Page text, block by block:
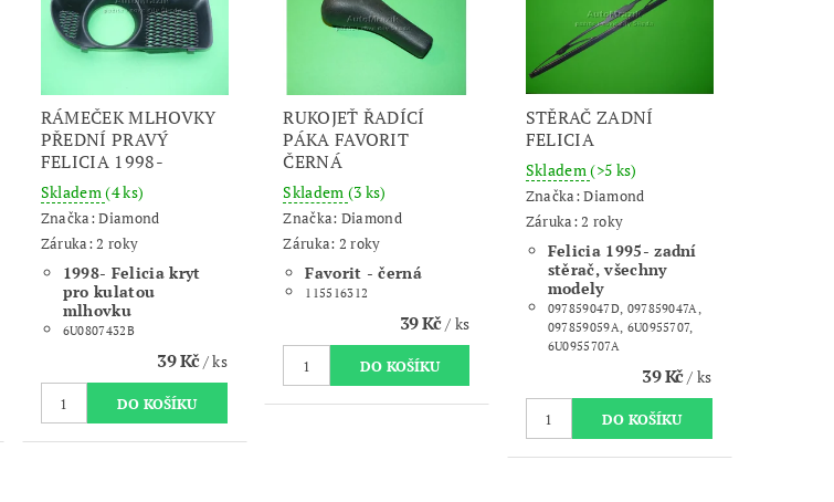
RÁMEČEK MLHOVKY
PŘEDNÍ PRAVÝ
FELICIA 1998-
Skladem(4 ks)
Značka:Diamond
Záruka: 2 roky
1998- Felicia kryt
pro kulatou
mlhovku
6U0807432B
39 Kč/ ks
RUKOJEŤ ŘADÍCÍ
PÁKA FAVORIT
ČERNÁ
Skladem (3 ks)
Značka: Diamond
Záruka: 2 roky
Favorit - černá
115516312
39 Kč/ ks
STĚRAČ ZADNÍ
FELICIA
Skladem(>5 ks)
Značka:Diamond
Záruka: 2 roky
Felicia 1995- zadní
stěrač, všechny
modely
097859047D, 097859047A,
097859059A, 6U0955707,
6U0955707A
39 Kč/ ks